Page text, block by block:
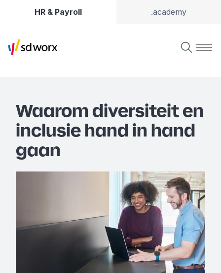
HR & Payroll .academy
Waarom diversiteit en
inclusie hand in hand
gaan